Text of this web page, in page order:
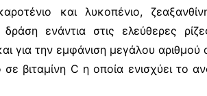
και λυκοπένιο,
δράση ενάντια στις ελεύθερες
για την εμφάνιση μεγάλου αριθμού
σε βιταμίνη C η οποία ενισχύει το